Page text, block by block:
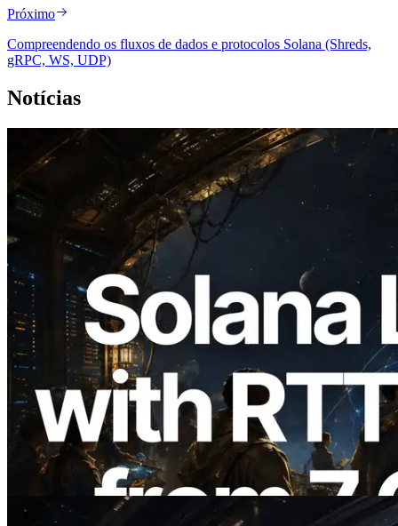
Próximo
Compreendendo os fluxos de dados e protocolos Solana (Shreds,
gRPC, WS, UDP)
Notícias
2026.08.05
ERPC expande a Solana Leader Slot API
com medição de ping a partir de 7 regiões
globais — Validators Information API
também lançada